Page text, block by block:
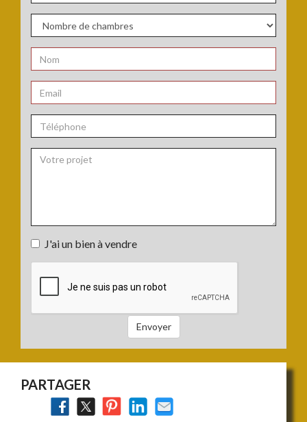
bien
Secteur
Nombre
de
chambres
Nom
*
Email
*
Téléphone
projet
:
J'ai un bien à vendre
un
Envoyer
PARTAGER